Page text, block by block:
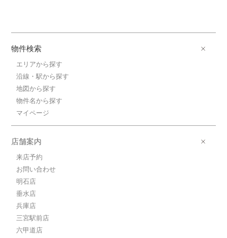
物件検索
エリアから探す
沿線・駅から探す
地図から探す
物件名から探す
マイページ
店舗案内
来店予約
お問い合わせ
明石店
垂水店
兵庫店
三宮駅前店
六甲道店